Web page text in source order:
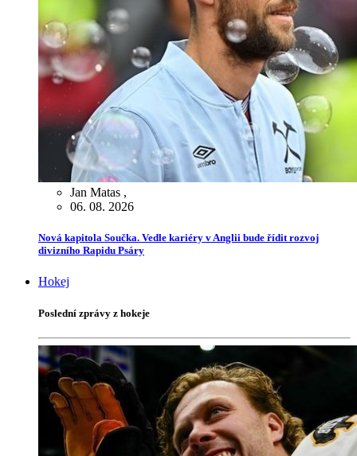
Jan Matas ,
06. 08. 2026
Nová kapitola Součka. Vedle kariéry v Anglii bude řídit rozvoj
divizního Rapidu Psáry
Hokej
Poslední zprávy z hokeje